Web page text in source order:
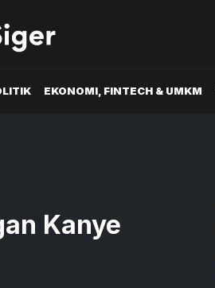
EKONOMI, FINTECH & UMKM
Kanye